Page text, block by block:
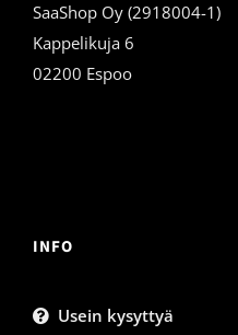
SaaShop Oy (2918004-1)
Kappelikuja 6
02200 Espoo
INFO
Usein kysyttyä